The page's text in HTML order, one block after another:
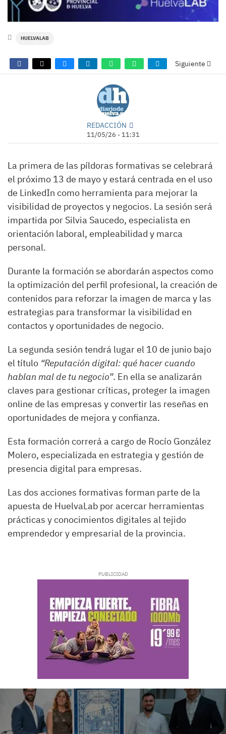
HUELVALAB
Siguiente
REDACCIÓN
11/05/26 - 11:31
La primera de las píldoras formativas se celebrará
el próximo 13 de mayo y estará centrada en el uso
de LinkedIn como herramienta para mejorar la
visibilidad de proyectos y negocios. La sesión será
impartida por Silvia Saucedo, especialista en
orientación laboral, empleabilidad y marca
personal.
Durante la formación se abordarán aspectos como
la optimización del perfil profesional, la creación de
contenidos para reforzar la imagen de marca y las
estrategias para transformar la visibilidad en
contactos y oportunidades de negocio.
La segunda sesión tendrá lugar el 10 de junio bajo
el título “Reputación digital: qué hacer cuando
hablan mal de tu negocio”. En ella se analizarán
claves para gestionar críticas, proteger la imagen
online de las empresas y convertir las reseñas en
oportunidades de mejora y confianza.
Esta formación correrá a cargo de Rocío González
Molero, especializada en estrategia y gestión de
presencia digital para empresas.
Las dos acciones formativas forman parte de la
apuesta de HuelvaLab por acercar herramientas
prácticas y conocimientos digitales al tejido
emprendedor y empresarial de la provincia.